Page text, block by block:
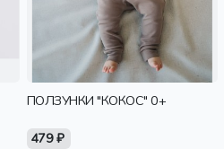
ПОЛЗУНКИ "КОКОС" 0+
479 ₽